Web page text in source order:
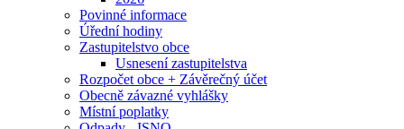
Povinné informace
Úřední hodiny
Zastupitelstvo obce
Usnesení zastupitelstva
Rozpočet obce + Závěrečný účet
Obecně závazné vyhlášky
Místní poplatky